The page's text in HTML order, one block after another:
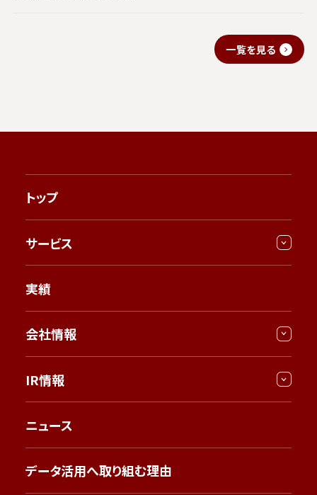
一覧を見る
トップ
サービス
実績
会社情報
IR情報
ニュース
データ活用へ取り組む理由